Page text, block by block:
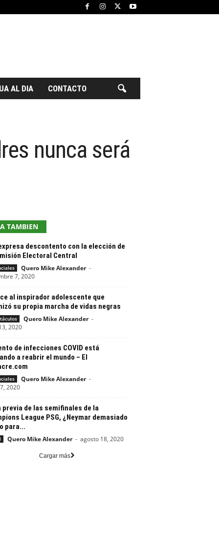
AL DIA CONTACTO
nunca será
TAMBIEN
descontento con la elección de
Electoral Central
Quero Mike Alexander -
7, 2020
al inspirador adolescente que
su propia marcha de vidas negras
Quero Mike Alexander -
2020
de infecciones COVID está
a reabrir el mundo – El
Quero Mike Alexander -
2020
de las semifinales de la
League PSG, ¿Neymar demasiado
para...
Quero Mike Alexander - agosto 18, 2020
Cargar más